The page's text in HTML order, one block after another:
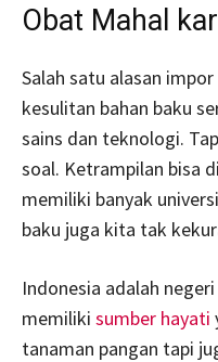
Obat Mahal
Salah satu alasan
kesulitan bahan baku
sains dan teknologi.
soal. Ketrampilan bisa
memiliki banyak
baku juga kita tak
Indonesia adalah
memiliki sumber hayati
tanaman pangan tapi